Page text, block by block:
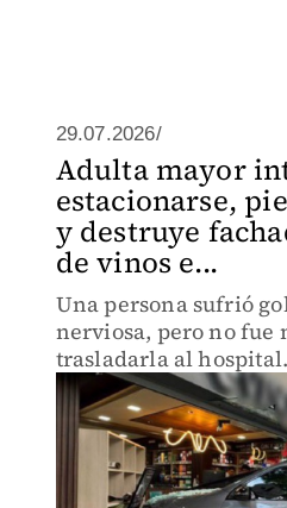
29.07.2026/
Adulta mayor
estacionarse,
y destruye
de vinos e...
Una persona sufrió
nerviosa, pero no fue
trasladarla al hospital.